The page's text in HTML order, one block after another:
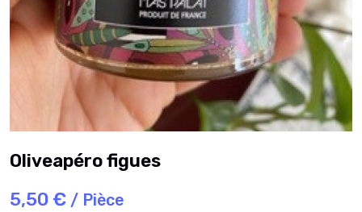
Oliveapéro figues
5,50 € / Pièce